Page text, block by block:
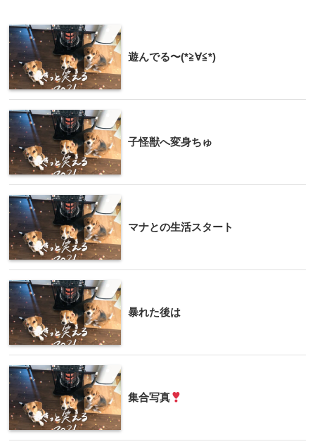
遊んでる〜(*≧∀≦*)
子怪獣へ変身ちゅ
マナとの生活スタート
暴れた後は
集合写真